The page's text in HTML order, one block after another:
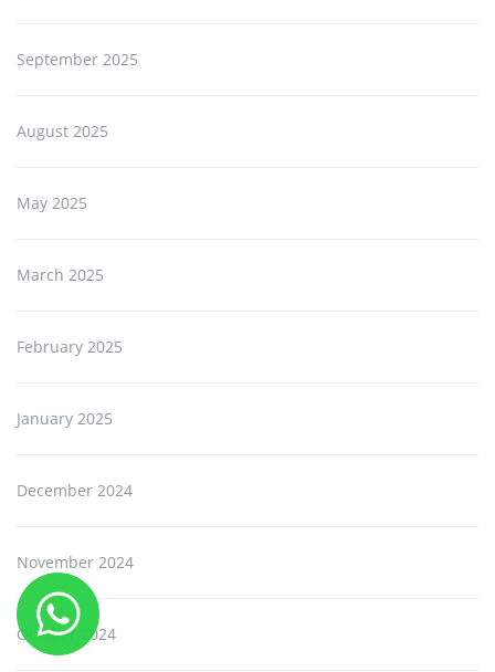
September 2025
August 2025
May 2025
March 2025
February 2025
January 2025
December 2024
November 2024
October 2024